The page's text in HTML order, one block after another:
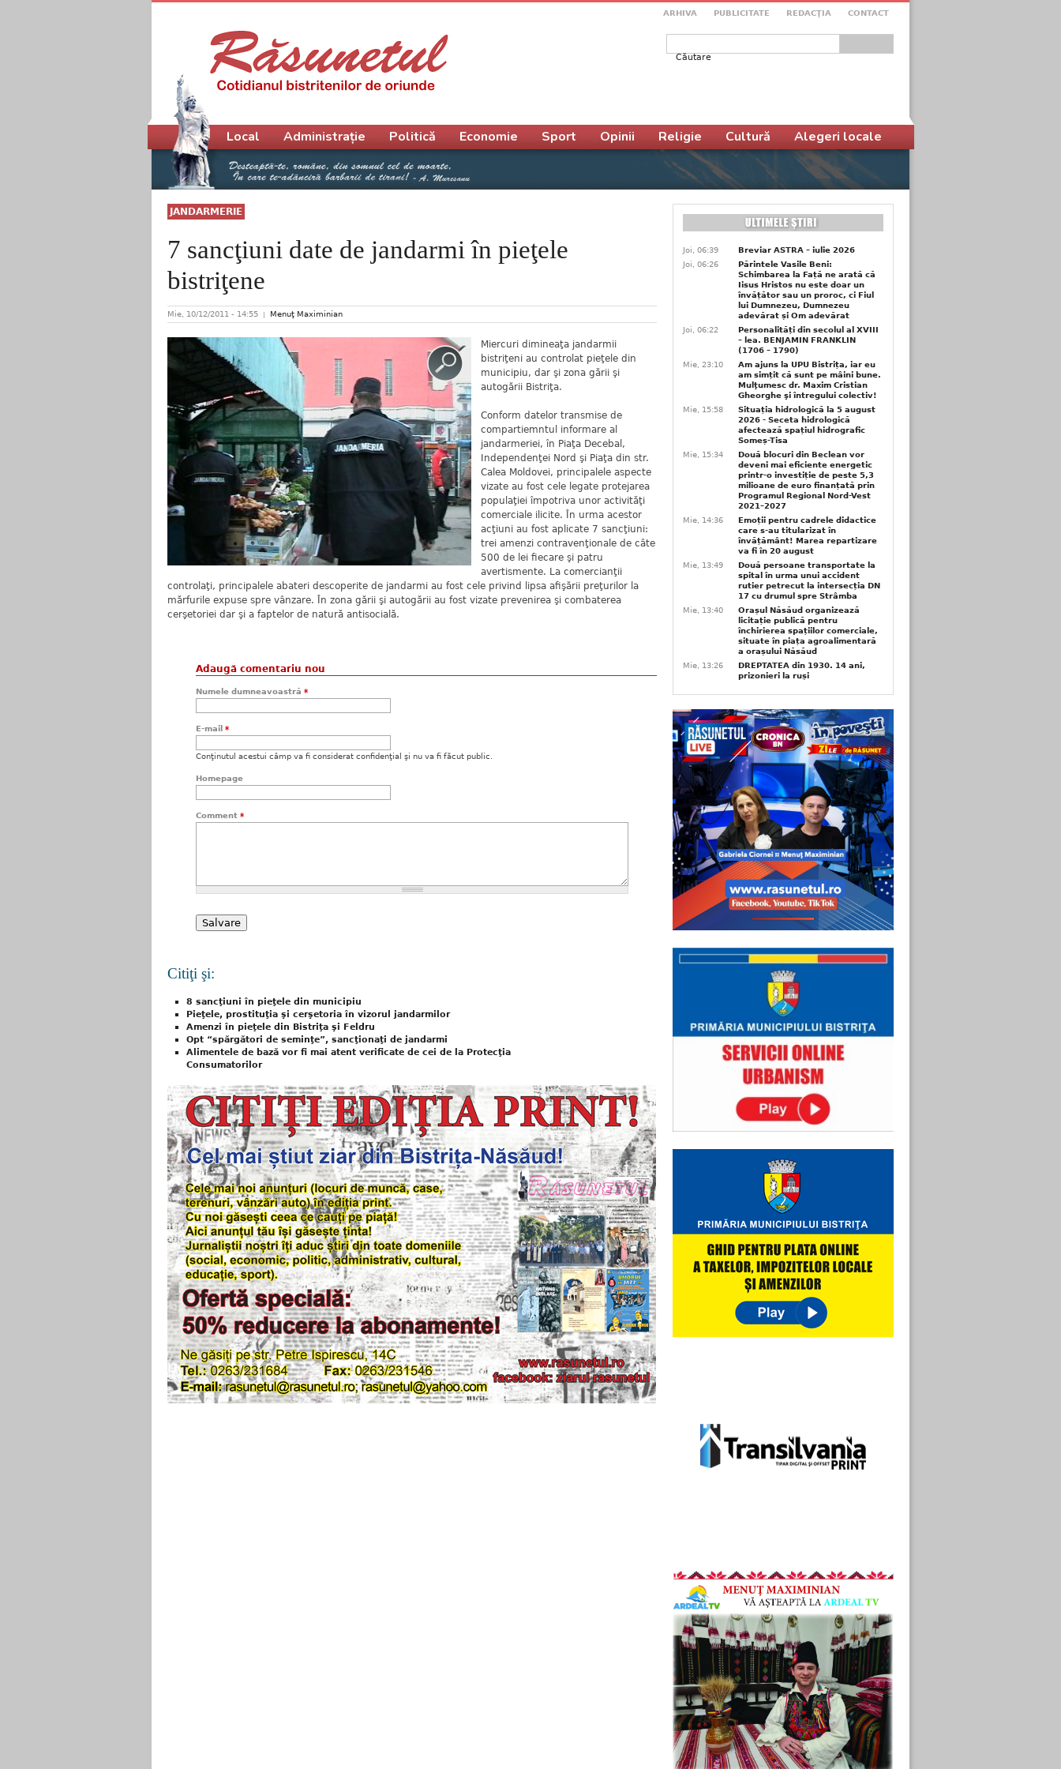
ARHIVA PUBLICITATE REDACŢIA CONTACT
Formular de căutare
JANDARMERIE
7 sancţiuni date de jandarmi în pieţele
bistriţene
Mie, 10/12/2011 - 14:55 Menuţ Maximinian
Miercuri dimineaţa jandarmii
bistriţeni au controlat pieţele din
municipiu, dar şi zona gării şi
autogării Bistriţa.
Conform datelor transmise de
compartiemntul informare al
jandarmeriei, în Piaţa Decebal,
Independenţei Nord şi Piaţa din str.
Calea Moldovei, principalele aspecte
vizate au fost cele legate protejarea
populaţiei împotriva unor activităţi
comerciale ilicite. În urma acestor
acţiuni au fost aplicate 7 sancţiuni:
trei amenzi contravenţionale de câte
500 de lei fiecare şi patru
avertismente. La comercianţii
controlaţi, principalele abateri descoperite de jandarmi au fost cele privind lipsa afişării preţurilor la
mărfurile expuse spre vânzare. În zona gării şi autogării au fost vizate prevenirea şi combaterea
cerşetoriei dar şi a faptelor de natură antisocială.
Adaugă comentariu nou
Numele dumneavoastră *
E-mail *
Conţinutul acestui câmp va fi considerat confidenţial şi nu va fi făcut public.
Homepage
Comment *
Citiţi şi:
8 sancţiuni în pieţele din municipiu
Pieţele, prostituţia şi cerşetoria în vizorul jandarmilor
Amenzi în pieţele din Bistriţa şi Feldru
Opt “spărgători de seminţe”, sancţionaţi de jandarmi
Alimentele de bază vor fi mai atent verificate de cei de la Protecţia
Consumatorilor
Meniu principal
Local Administrație Politică Economie Sport Opinii Religie Cultură Alegeri locale
Joi, 06:39
Breviar ASTRA – iulie 2026
Joi, 06:26
Părintele Vasile Beni:
Schimbarea la Față ne arată că
Iisus Hristos nu este doar un
învățător sau un proroc, ci Fiul
lui Dumnezeu, Dumnezeu
adevărat și Om adevărat
Joi, 06:22
Personalități din secolul al XVIII
– lea. BENJAMIN FRANKLIN
(1706 – 1790)
Mie, 23:10
Am ajuns la UPU Bistrița, iar eu
am simțit că sunt pe mâini bune.
Mulţumesc dr. Maxim Cristian
Gheorghe şi întregului colectiv!
Mie, 15:58
Situația hidrologică la 5 august
2026 - Seceta hidrologică
afectează spațiul hidrografic
Someș-Tisa
Mie, 15:34
Două blocuri din Beclean vor
deveni mai eficiente energetic
printr-o investiție de peste 5,3
milioane de euro finanțată prin
Programul Regional Nord-Vest
2021–2027
Mie, 14:36
Emoții pentru cadrele didactice
care s-au titularizat în
învățământ! Marea repartizare
va fi în 20 august
Mie, 13:49
Două persoane transportate la
spital în urma unui accident
rutier petrecut la intersecția DN
17 cu drumul spre Strâmba
Mie, 13:40
Orașul Năsăud organizează
licitație publică pentru
închirierea spațiilor comerciale,
situate în piața agroalimentară
a orașului Năsăud
Mie, 13:26
DREPTATEA din 1930. 14 ani,
prizonieri la ruși